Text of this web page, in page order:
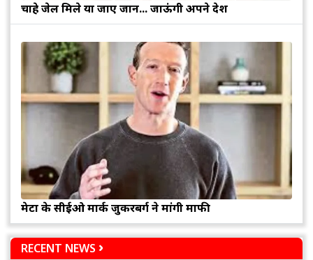
चाहे जेल मिले या जाए जान... जाऊंगी अपने देश
मेटा के सीईओ मार्क जुकरबर्ग ने मांगी माफी
RECENT NEWS